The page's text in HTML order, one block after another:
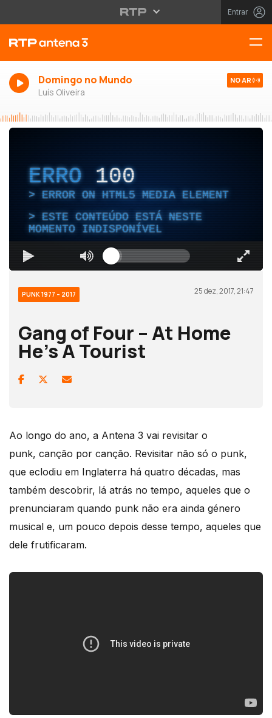
Entrar
Domingo no Mundo
Luís Oliveira
NO AR
ERRO 100
ERROR ON HTML5 MEDIA ELEMENT
ESTE CONTEÚDO ESTÁ NESTE
MOMENTO INDISPONÍVEL
PUNK 1977 – 2017 25 dez, 2017, 21:47
Gang of Four – At Home
He’s A Tourist
Ao longo do ano, a Antena 3 vai revisitar o
punk, canção por canção. Revisitar não só o punk,
que eclodiu em Inglaterra há quatro décadas, mas
também descobrir, lá atrás no tempo, aqueles que o
prenunciaram quando punk não era ainda género
musical e, um pouco depois desse tempo, aqueles que
dele frutificaram.